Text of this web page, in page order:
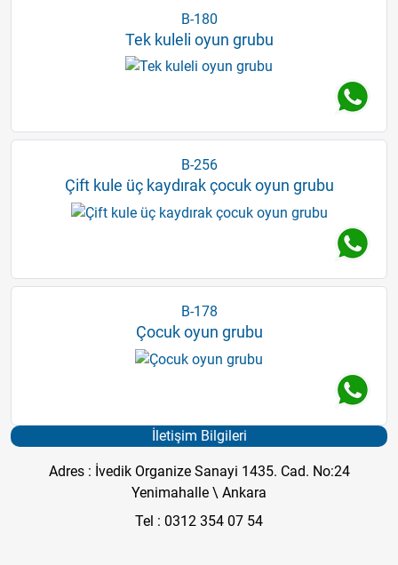
B-180
Tek kuleli oyun grubu
B-256
Çift kule üç kaydırak çocuk oyun grubu
B-178
Çocuk oyun grubu
İletişim Bilgileri
Adres : İvedik Organize Sanayi 1435. Cad. No:24
Yenimahalle \ Ankara
Tel : 0312 354 07 54